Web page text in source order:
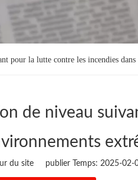
pour la lutte contre les incendies dans
de niveau
du site publier Temps: 2025-